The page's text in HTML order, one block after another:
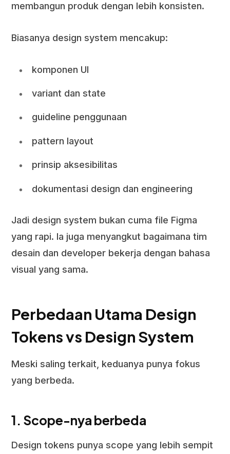
membangun produk dengan lebih konsisten.
Biasanya design system mencakup:
komponen UI
variant dan state
guideline penggunaan
pattern layout
prinsip aksesibilitas
dokumentasi design dan engineering
Jadi design system bukan cuma file Figma
yang rapi. Ia juga menyangkut bagaimana tim
desain dan developer bekerja dengan bahasa
visual yang sama.
Perbedaan Utama Design
Tokens vs Design System
Meski saling terkait, keduanya punya fokus
yang berbeda.
1. Scope-nya berbeda
Design tokens punya scope yang lebih sempit